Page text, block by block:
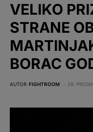
VELIKO
STRANE
BORAC
AUTOR FIGHTROOM 29.